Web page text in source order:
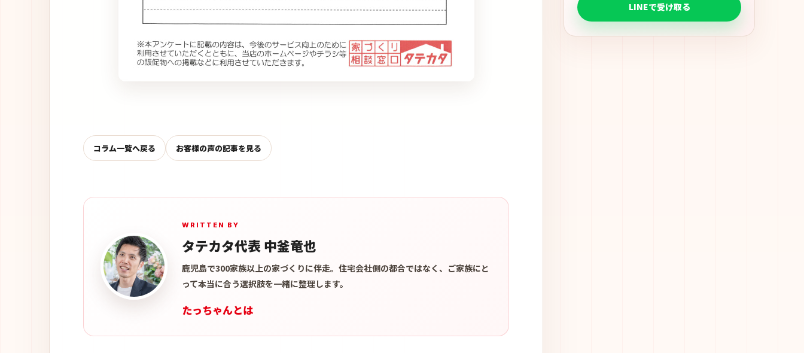
コラム一覧へ戻る お客様の声の記事を見る
WRITTEN BY
タテカタ代表 中釜竜也
鹿児島で300家族以上の家づくりに伴走。住宅会社側の都合ではなく、ご家族にと
って本当に合う選択肢を一緒に整理します。
たっちゃんとは
LINEで受け取る